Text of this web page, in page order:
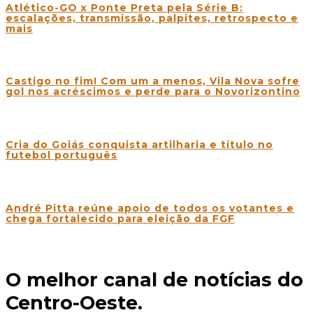
Atlético-GO x Ponte Preta pela Série B:
escalações, transmissão, palpites, retrospecto e
mais
Castigo no fim! Com um a menos, Vila Nova sofre
gol nos acréscimos e perde para o Novorizontino
Cria do Goiás conquista artilharia e título no
futebol português
André Pitta reúne apoio de todos os votantes e
chega fortalecido para eleição da FGF
O melhor canal de notícias do
Centro-Oeste.